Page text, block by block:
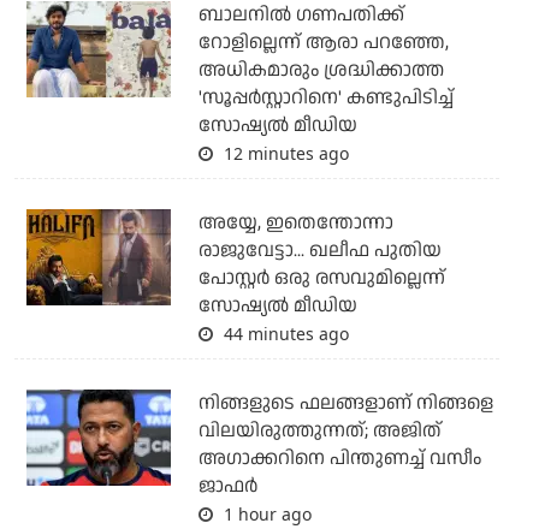
ബാലനില്‍ ഗണപതിക്ക്
റോളില്ലെന്ന് ആരാ പറഞ്ഞേ,
അധികമാരും ശ്രദ്ധിക്കാത്ത
'സൂപ്പര്‍സ്റ്റാറിനെ' കണ്ടുപിടിച്ച്
സോഷ്യല്‍ മീഡിയ
12 minutes ago
അയ്യേ, ഇതെന്തോന്നാ
രാജുവേട്ടാ... ഖലീഫ പുതിയ
പോസ്റ്റര്‍ ഒരു രസവുമില്ലെന്ന്
സോഷ്യല്‍ മീഡിയ
44 minutes ago
നിങ്ങളുടെ ഫലങ്ങളാണ് നിങ്ങളെ
വിലയിരുത്തുന്നത്; അജിത്
അഗാക്കറിനെ പിന്തുണച്ച് വസീം
ജാഫര്‍
1 hour ago